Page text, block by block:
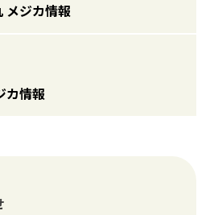
メジカ情報
カ情報